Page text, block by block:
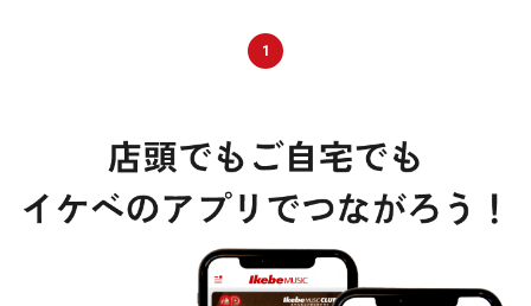
配信/ライブ機器 楽器アクセサリ
1